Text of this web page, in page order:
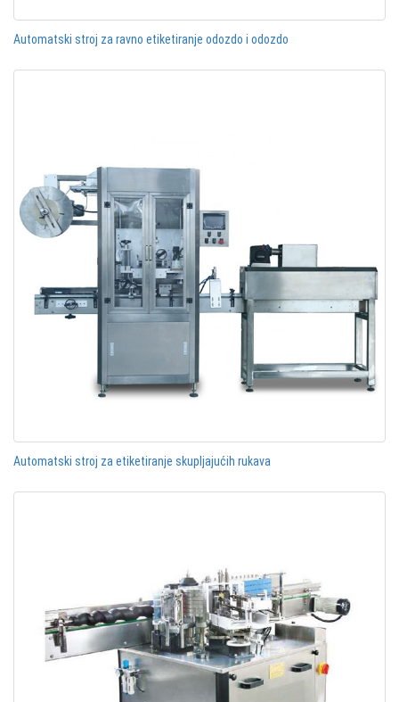
Automatski stroj za ravno etiketiranje odozdo i odozdo
Automatski stroj za etiketiranje skupljajućih rukava